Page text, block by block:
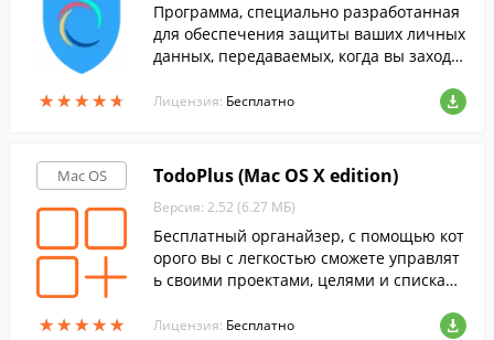
★★★★★
★★★★★
Программа, специально разработанная
для обеспечения защиты ваших личных
данных, передаваемых, когда вы заходи
Лицензия: Бесплатно
Mac OS
★★★★★
★★★★★
TodoPlus (Mac OS X edition)
Версия: 2.52 (6.27 МБ)
Бесплатный органайзер, с помощью кот
орого вы с легкостью сможете управлят
ь своими проектами, целями и списками
Лицензия: Бесплатно